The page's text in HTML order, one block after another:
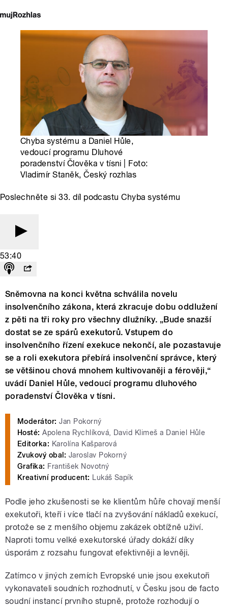
Chyba systému a Daniel Hůle,
vedoucí programu Dluhové
poradenství Člověka v tísni | Foto:
Vladimír Staněk, Český rozhlas
Poslechněte si 33. díl podcastu Chyba systému
53:40
Sněmovna na konci května schválila novelu
insolvenčního zákona, která zkracuje dobu oddlužení
z pěti na tři roky pro všechny dlužníky. „Bude snazší
dostat se ze spárů exekutorů. Vstupem do
insolvenčního řízení exekuce nekončí, ale pozastavuje
se a roli exekutora přebírá insolvenční správce, který
se většinou chová mnohem kultivovaněji a férověji,“
uvádí Daniel Hůle, vedoucí programu dluhového
poradenství Člověka v tísni.
Moderátor: Jan Pokorný
Hosté: Apolena Rychlíková, David Klimeš a Daniel Hůle
Editorka: Karolína Kašparová
Zvukový obal: Jaroslav Pokorný
Grafika: František Novotný
Kreativní producent: Lukáš Sapík
Podle jeho zkušenosti se ke klientům hůře chovají menší
exekutoři, kteří i více tlačí na zvyšování nákladů exekucí,
protože se z menšího objemu zakázek obtížně uživí.
Naproti tomu velké exekutorské úřady dokáží díky
úsporám z rozsahu fungovat efektivněji a levněji.
Zatímco v jiných zemích Evropské unie jsou exekutoři
vykonavateli soudních rozhodnutí, v Česku jsou de facto
soudní instancí prvního stupně, protože rozhodují o